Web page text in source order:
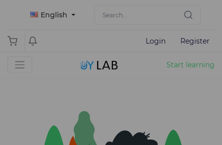
English
Login Register
Start learning